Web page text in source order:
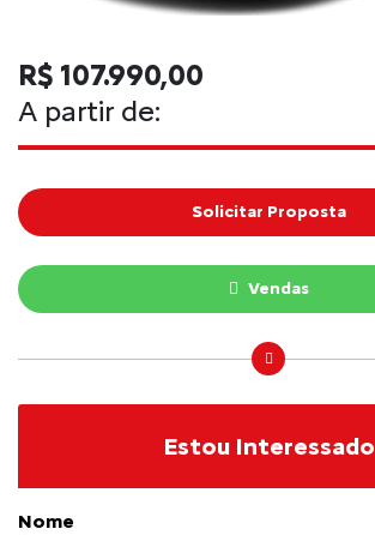
R$ 107.990,00
A partir de:
Solicitar Proposta
Vendas
Estou Interessado
Nome